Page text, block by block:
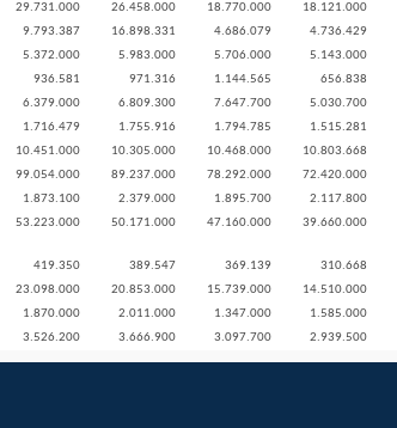
29.731.000 26.458.000 18.770.000 18.121.000
9.793.387 16.898.331 4.686.079 4.736.429
5.372.000 5.983.000 5.706.000 5.143.000
936.581 971.316 1.144.565 656.838
6.379.000 6.809.300 7.647.700 5.030.700
1.716.479 1.755.916 1.794.785 1.515.281
10.451.000 10.305.000 10.468.000 10.803.668
99.054.000 89.237.000 78.292.000 72.420.000
1.873.100 2.379.000 1.895.700 2.117.800
53.223.000 50.171.000 47.160.000 39.660.000
419.350 389.547 369.139 310.668
23.098.000 20.853.000 15.739.000 14.510.000
1.870.000 2.011.000 1.347.000 1.585.000
3.526.200 3.666.900 3.097.700 2.939.500